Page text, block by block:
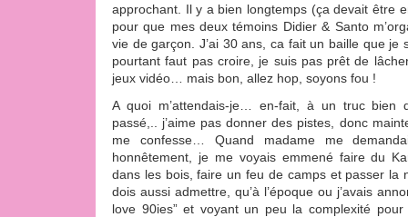
approchant. Il y a bien longtemps (ça devait être
pour que mes deux témoins Didier & Santo
vie de garçon. J’ai 30 ans, ca fait un baille que je
pourtant faut pas croire, je suis pas prêt de
jeux vidéo… mais bon, allez hop, soyons fou !
A quoi m’attendais-je… en-fait, à un truc bien
passé,.. j’aime pas donner des pistes, donc
me confesse… Quand madame me
honnêtement, je me voyais emmené faire du
dans les bois, faire un feu de camps et passer
dois aussi admettre, qu’à l’époque ou j’avais
love 90ies” et voyant un peu la complexité